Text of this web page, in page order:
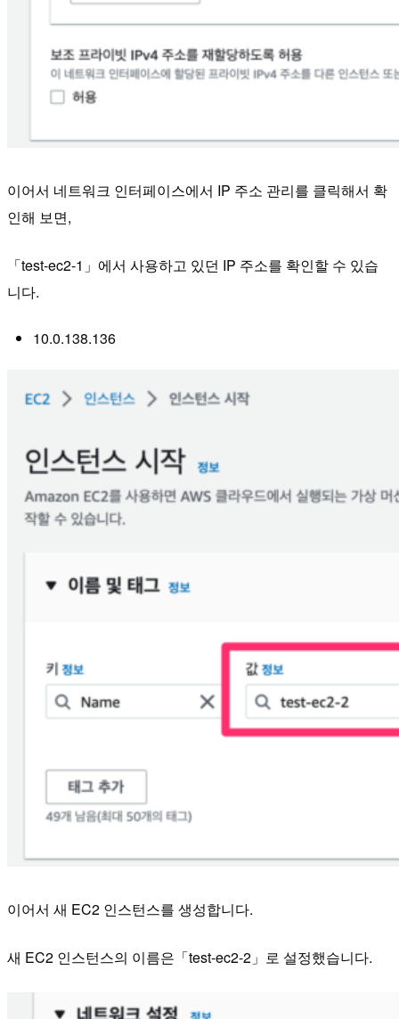
이어서 네트워크 인터페이스에서 IP 주소 관리를 클릭해서 확
인해 보면,
「test-ec2-1」에서 사용하고 있던 IP 주소를 확인할 수 있습
니다.
10.0.138.136
이어서 새 EC2 인스턴스를 생성합니다.
새 EC2 인스턴스의 이름은「test-ec2-2」로 설정했습니다.